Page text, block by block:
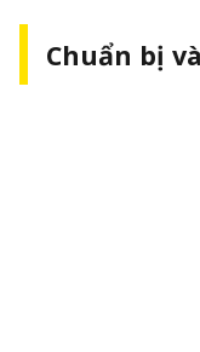
Chuẩn bị